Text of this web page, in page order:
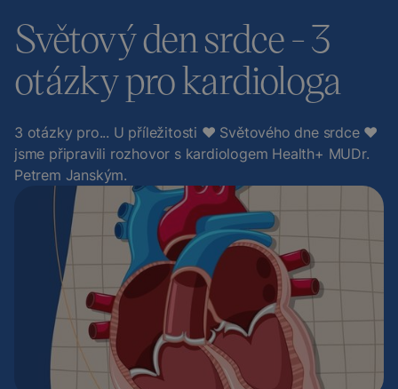
Světový den srdce - 3
otázky pro kardiologa
3 otázky pro... U příležitosti ❤️ Světového dne srdce ❤️
jsme připravili rozhovor s kardiologem Health+ MUDr.
Petrem Janským.